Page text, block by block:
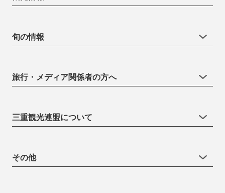
旬の情報
旅行・メディア関係者の方へ
三重観光連盟について
その他